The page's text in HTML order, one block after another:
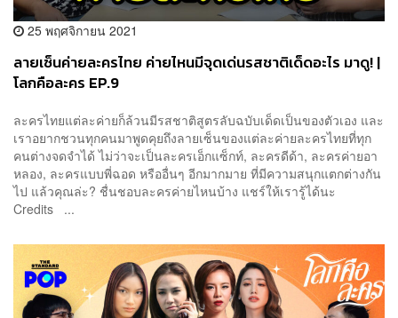
25 พฤศจิกายน 2021
ลายเซ็นค่ายละครไทย ค่ายไหนมีจุดเด่นรสชาติเด็ดอะไร มาดู! |
โลกคือละคร EP.9
ละครไทยแต่ละค่ายก็ล้วนมีรสชาติสูตรลับฉบับเด็ดเป็นของตัวเอง และ
เราอยากชวนทุกคนมาพูดคุยถึงลายเซ็นของแต่ละค่ายละครไทยที่ทุก
คนต่างจดจำได้ ไม่ว่าจะเป็นละครเอ็กแซ็กท์, ละครดีด้า, ละครค่ายอา
หลอง, ละครแบบพี่ฉอด หรืออื่นๆ อีกมากมาย ที่มีความสนุกแตกต่างกัน
ไป แล้วคุณล่ะ? ชื่นชอบละครค่ายไหนบ้าง แชร์ให้เรารู้ได้นะ
Credits ...